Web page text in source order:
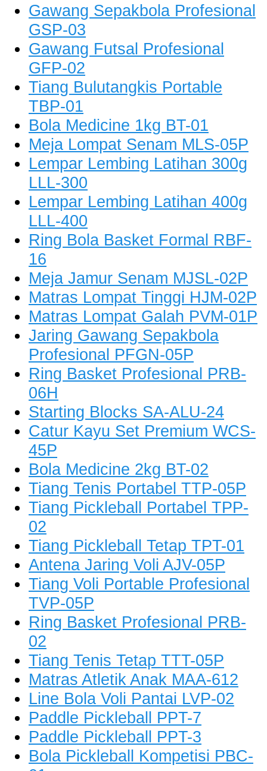
Gawang Sepakbola Profesional
GSP-03
Gawang Futsal Profesional
GFP-02
Tiang Bulutangkis Portable
TBP-01
Bola Medicine 1kg BT-01
Meja Lompat Senam MLS-05P
Lempar Lembing Latihan 300g
LLL-300
Lempar Lembing Latihan 400g
LLL-400
Ring Bola Basket Formal RBF-
16
Meja Jamur Senam MJSL-02P
Matras Lompat Tinggi HJM-02P
Matras Lompat Galah PVM-01P
Jaring Gawang Sepakbola
Profesional PFGN-05P
Ring Basket Profesional PRB-
06H
Starting Blocks SA-ALU-24
Catur Kayu Set Premium WCS-
45P
Bola Medicine 2kg BT-02
Tiang Tenis Portabel TTP-05P
Tiang Pickleball Portabel TPP-
02
Tiang Pickleball Tetap TPT-01
Antena Jaring Voli AJV-05P
Tiang Voli Portable Profesional
TVP-05P
Ring Basket Profesional PRB-
02
Tiang Tenis Tetap TTT-05P
Matras Atletik Anak MAA-612
Line Bola Voli Pantai LVP-02
Paddle Pickleball PPT-7
Paddle Pickleball PPT-3
Bola Pickleball Kompetisi PBC-